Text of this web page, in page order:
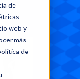
de
web y
más
de